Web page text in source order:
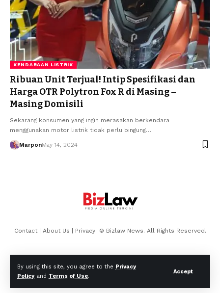
By using this site, you agree to the Privacy
Policyand Terms of Use.
Accept
KENDARAAN LISTRIK
Ribuan Unit Terjual! Intip Spesifikasi dan
Harga OTR Polytron Fox R di Masing –
Masing Domisili
Sekarang konsumen yang ingin merasakan berkendara
menggunakan motor listrik tidak perlu bingung…
MarponMay 14, 2024
Contact| About Us | Privacy © Bizlaw News. All Rights Reserved.